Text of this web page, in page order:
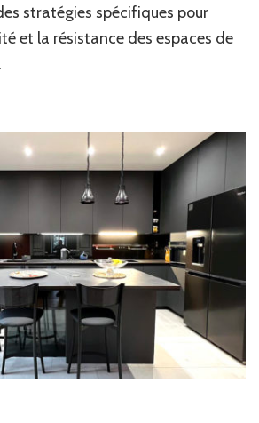
stratégies spécifiques pour
et la résistance des espaces de